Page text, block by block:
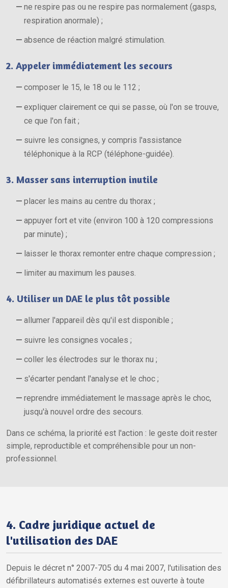
ne respire pas ou ne respire pas normalement (gasps,
respiration anormale) ;
absence de réaction malgré stimulation.
2. Appeler immédiatement les secours
composer le 15, le 18 ou le 112 ;
expliquer clairement ce qui se passe, où l'on se trouve,
ce que l'on fait ;
suivre les consignes, y compris l'assistance
téléphonique à la RCP (téléphone-guidée).
3. Masser sans interruption inutile
placer les mains au centre du thorax ;
appuyer fort et vite (environ 100 à 120 compressions
par minute) ;
laisser le thorax remonter entre chaque compression ;
limiter au maximum les pauses.
4. Utiliser un DAE le plus tôt possible
allumer l'appareil dès qu'il est disponible ;
suivre les consignes vocales ;
coller les électrodes sur le thorax nu ;
s'écarter pendant l'analyse et le choc ;
reprendre immédiatement le massage après le choc,
jusqu'à nouvel ordre des secours.
Dans ce schéma, la priorité est l'action : le geste doit rester
simple, reproductible et compréhensible pour un non-
professionnel.
4. Cadre juridique actuel de
l'utilisation des DAE
Depuis le décret n° 2007-705 du 4 mai 2007, l'utilisation des
défibrillateurs automatisés externes est ouverte à toute